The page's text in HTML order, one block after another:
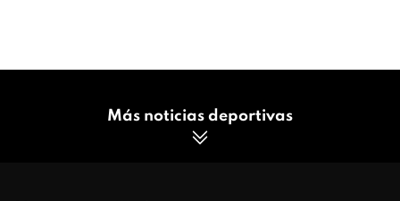
Más noticias deportivas